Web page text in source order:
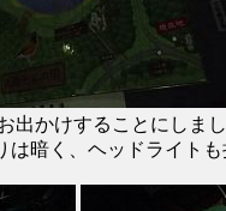
出かけすることにしま
暗く、ヘッドライトも